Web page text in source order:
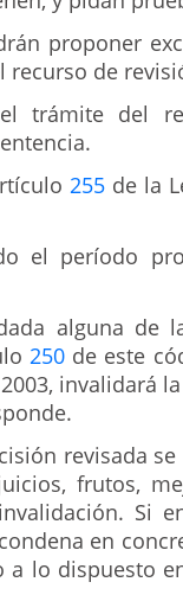
proponer
recurso de
trámite del
255 de la
el período
alguna de
250 de este
invalidará
revisada
frutos,
Si
en
a lo dispuesto